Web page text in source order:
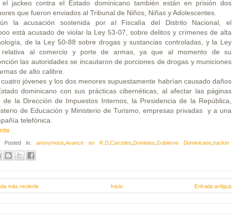
el jackeo contra el Estado dominicano también están en prisión dos
que fueron enviados al Tribunal de Niños, Niñas y Adolescentes.
la acusación sostenida por al Fiscalía del Distrito Nacional, el
está acusado de violar la Ley 53-07, sobre delitos y crímenes de alta
de la Ley 50-88 sobre drogas y sustancias controladas, y la Ley
al comercio y porte de armas, ya que al momento de su
las autoridades se incautaron de porciones de drogas y municiones
de alto calibre.
jóvenes y los dos menores supuestamente habrían causado daños
dominicano con sus prácticas cibernéticas, al afectar las páginas
de la Dirección de Impuestos Internos, la Presidencia de la República,
de Educación y Ministerio de Turismo, empresas privadas y a una
telefónica.
Posted in: anonymous Avance en R.D Carceles Dominios Gobierno Dominicano hacker
más reciente Entrada antigua
Inicio